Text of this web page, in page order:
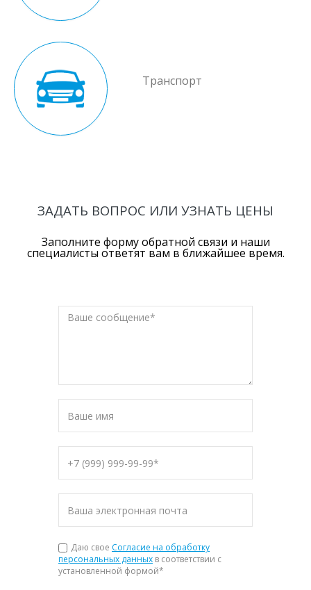
Транспорт
ЗАДАТЬ ВОПРОС ИЛИ УЗНАТЬ ЦЕНЫ
Заполните форму обратной связи и наши
специалисты ответят вам в ближайшее время.
Даю свое Согласие на обработку
персональных данных в соответствии с
установленной формой*